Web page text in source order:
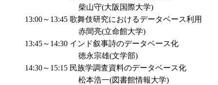
柴山守(大阪国際大学)
13:00～13:45 歌舞伎研究におけるデータベース利用
赤間亮(立命館大学)
13:45～14:30 インド叙事詩のデータベース化
徳永宗雄(文学部)
14:30～15:15 民族学調査資料のデータベース化
松本浩一(図書館情報大学)